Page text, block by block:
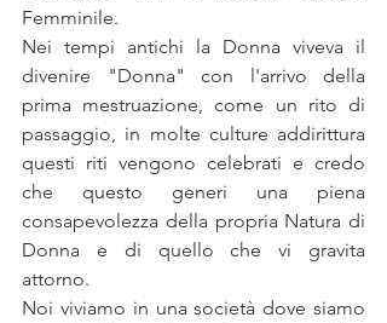
Femminile.
Nei tempi antichi la Donna viveva il
divenire "Donna" con l'arrivo della
prima mestruazione, come un rito di
passaggio, in molte culture addirittura
questi riti vengono celebrati e credo
che questo generi una piena
consapevolezza della propria Natura di
Donna e di quello che vi gravita
attorno.
Noi viviamo in una società dove siamo